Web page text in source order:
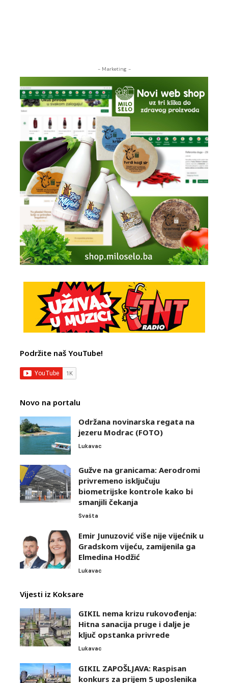
- Marketing -
Podržite naš YouTube!
Novo na portalu
Održana novinarska regata na
jezeru Modrac (FOTO)
Lukavac
Gužve na granicama: Aerodromi
privremeno isključuju
biometrijske kontrole kako bi
smanjili čekanja
Svašta
Emir Junuzović više nije vijećnik u
Gradskom vijeću, zamijenila ga
Elmedina Hodžić
Lukavac
Vijesti iz Koksare
GIKIL nema krizu rukovođenja:
Hitna sanacija pruge i dalje je
ključ opstanka privrede
Lukavac
GIKIL ZAPOŠLJAVA: Raspisan
konkurs za prijem 5 uposlenika